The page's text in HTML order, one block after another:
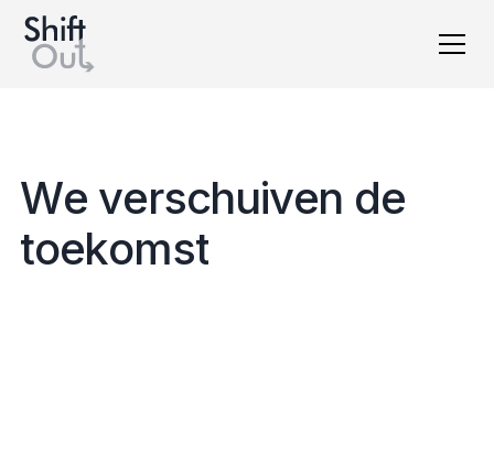
English version
We verschuiven de
toekomst